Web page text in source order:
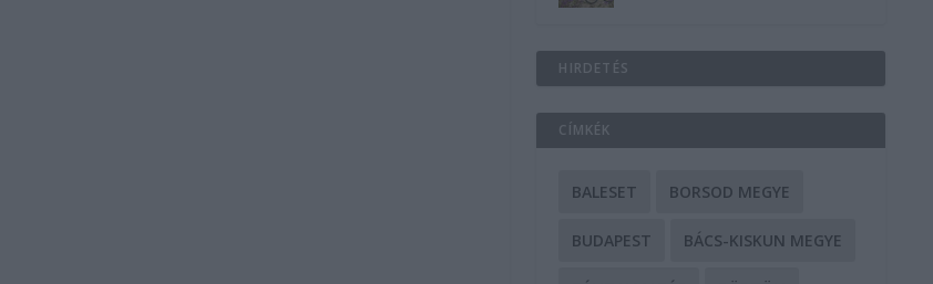
HIRDETÉS
CÍMKÉK
BALESET BORSOD MEGYE
BUDAPEST BÁCS-KISKUN MEGYE